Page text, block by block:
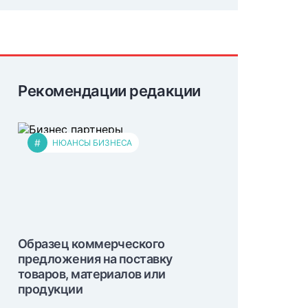
Рекомендации редакции
# НЮАНСЫ БИЗНЕСА
Образец коммерческого
предложения на поставку
товаров, материалов или
продукции